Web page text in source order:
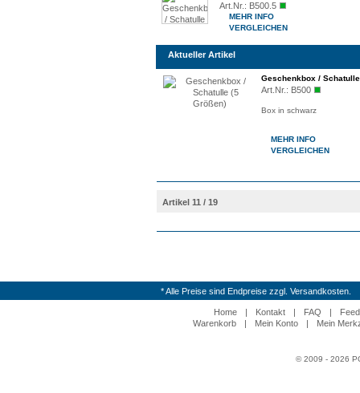
Art.Nr.: B500.5
MEHR INFO
VERGLEICHEN
Aktueller Artikel
Geschenkbox /
Art.Nr.: B500
Box in schwarz
MEHR INFO
VERGLEICHEN
Artikel 11 / 19
* Alle Preise sind Endpreise zzgl. Versandkosten.
Home | Kontakt | FAQ |
Warenkorb
| Mein Konto | Mein
© 2009 - 2026